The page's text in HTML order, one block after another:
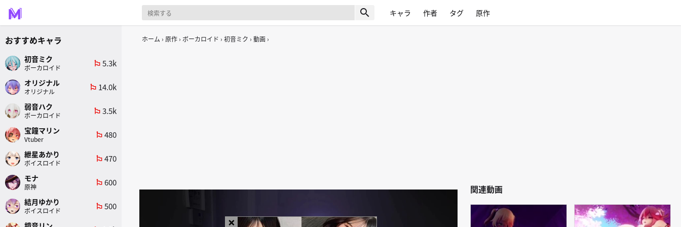
search キャラ 作者 タグ 原作
ホーム 原作 ボーカロイド 初音ミク 動画
×
関連動画
おすすめキャラ
初音ミク
ボーカロイド
emoji_flags 5.3k
オリジナル
オリジナル
emoji_flags 14.0k
弱音ハク
ボーカロイド
emoji_flags 3.5k
宝鐘マリン
Vtuber
emoji_flags 480
紲星あかり
ボイスロイド
emoji_flags 470
モナ
原神
emoji_flags 600
結月ゆかり
ボイスロイド
emoji_flags 500